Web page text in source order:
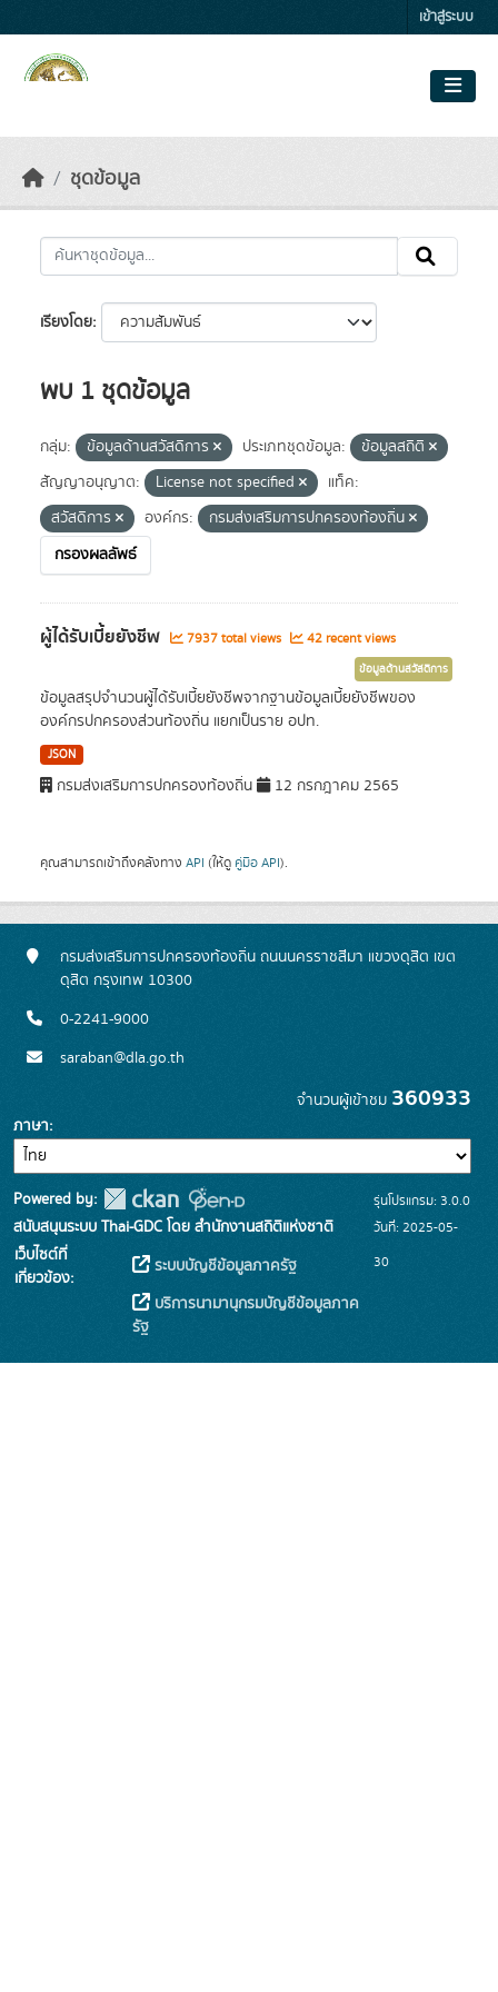
เข้าสู่ระบบ
ชุดข้อมูล
เรียงโดย
พบ 1 ชุดข้อมูล
กลุ่ม: ข้อมูลด้านสวัสดิการ ประเภทชุดข้อมูล:
ข้อมูลสถิติ
สัญญาอนุญาต:
License not specified
แท็ค:
สวัสดิการ
องค์กร:
กรมส่งเสริมการปกครองท้องถิ่น
กรองผลลัพธ์
ผู้ได้รับเบี้ยยังชีพ 7937 total views 42 recent views
ข้อมูลด้านสวัสดิการ
ข้อมูลสรุปจำนวนผู้ได้รับเบี้ยยังชีพจากฐานข้อมูลเบี้ยยังชีพของ
องค์กรปกครองส่วนท้องถิ่น แยกเป็นราย อปท.
JSON
กรมส่งเสริมการปกครองท้องถิ่น 12 กรกฎาคม 2565
คุณสามารถเข้าถึงคลังทาง API (ให้ดู คู่มือ API).
กรมส่งเสริมการปกครองท้องถิ่น ถนนนครราชสีมา แขวงดุสิต เขต
ดุสิต กรุงเทพ 10300
0-2241-9000
saraban@dla.go.th
จำนวนผู้เข้าชม 360933
ภาษา
Powered by:
สนับสนุนระบบ Thai-GDC โดย สำนักงานสถิติแห่งชาติ
เว็บไซต์ที่
เกี่ยวข้อง:
ระบบบัญชีข้อมูลภาครัฐ
บริการนามานุกรมบัญชีข้อมูลภาค
รัฐ
รุ่นโปรแกรม: 3.0.0
วันที่: 2025-05-
30